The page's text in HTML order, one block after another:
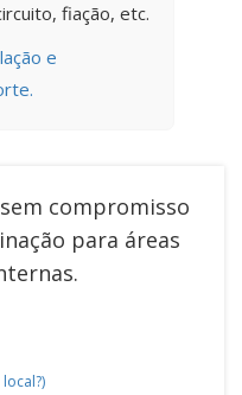
fiação, etc.
e
compromisso
para áreas
.